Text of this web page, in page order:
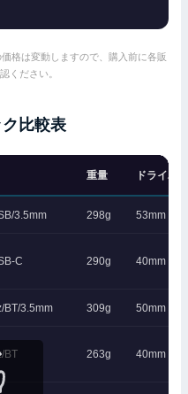
格は変動しますので、購入前に各販
ください。
比較表
重量 ドライバ
3.5mm 298g 53mm
C 290g 40mm
BT/3.5mm 309g 50mm グ
BT 263g 40mm